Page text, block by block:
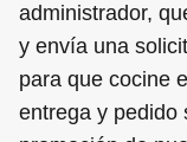
administrador,
y envía una
para que cocine
entrega y pedido